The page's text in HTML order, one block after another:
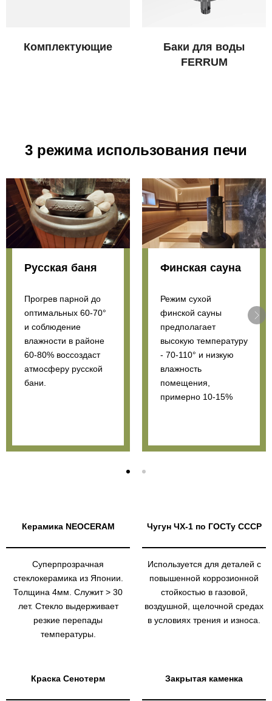
Комплектующие
Баки для воды
FERRUM
3 режима использования печи
Русская баня
Прогрев парной до
оптимальных 60-70°
и соблюдение
влажности в районе
60-80% воссоздаст
атмосферу русской
бани.
Финская сауна
Режим сухой
финской сауны
предполагает
высокую температуру
- 70-110° и низкую
влажность
помещения,
примерно 10-15%
Керамика NEOCERAM
Суперпрозрачная
стеклокерамика из Японии.
Толщина 4мм. Служит > 30
лет. Стекло выдерживает
резкие перепады
температуры.
Чугун ЧХ-1 по ГОСТу СССР
Используется для деталей с
повышенной коррозионной
стойкостью в газовой,
воздушной, щелочной средах
в условиях трения и износа.
Краска Сенотерм Закрытая каменка